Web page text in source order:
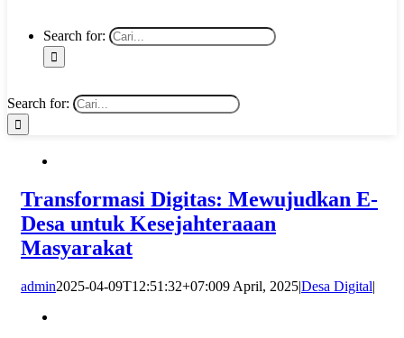
Search for:
Search for:
Transformasi Digitas: Mewujudkan E-
Desa untuk Kesejahteraaan
Masyarakat
admin2025-04-09T12:51:32+07:009 April, 2025|Desa Digital|